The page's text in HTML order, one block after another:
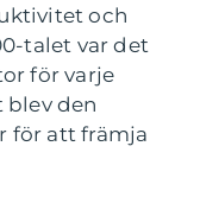
och
talet var det
för varje
blev den
för att främja